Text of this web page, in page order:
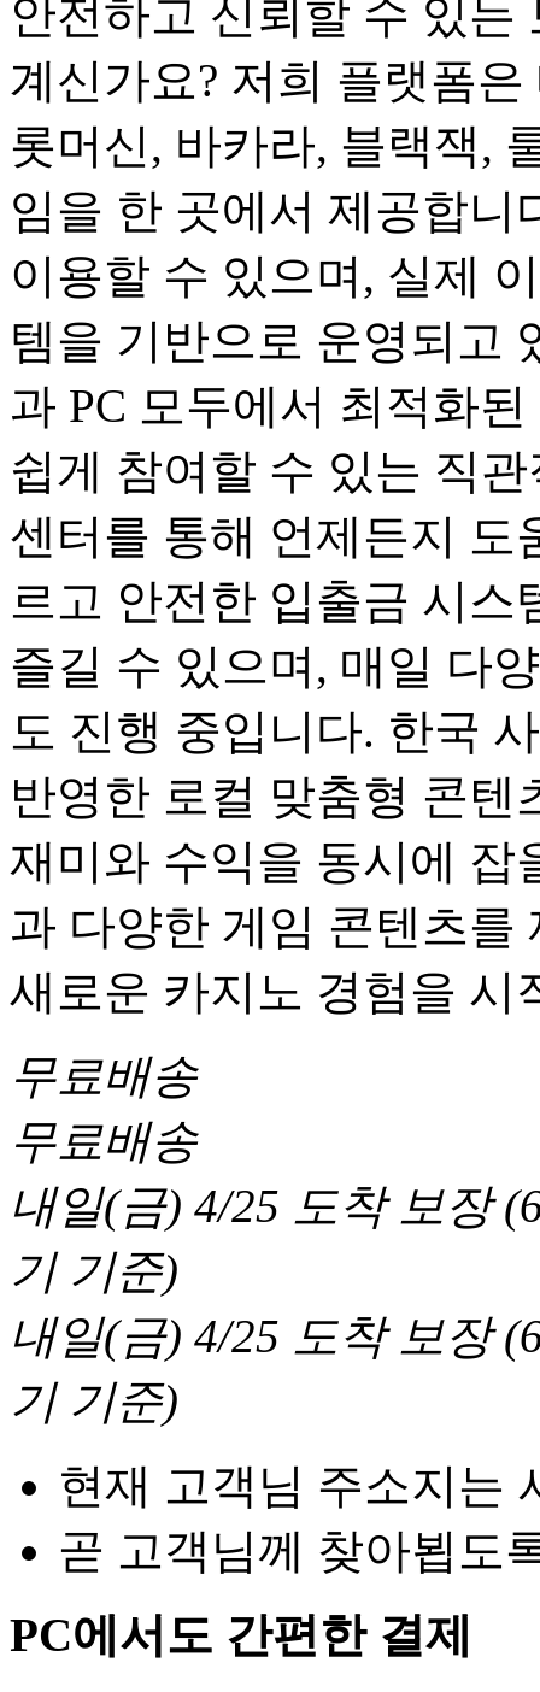
안전하고 신뢰할 수 있는
계신가요? 저희 플랫폼
롯머신, 바카라, 블랙잭,
임을 한 곳에서 제공합니
이용할 수 있으며, 실제
템을 기반으로 운영되고
과 PC 모두에서 최적화
쉽게 참여할 수 있는 직
센터를 통해 언제든지 도
르고 안전한 입출금 시스
즐길 수 있으며, 매일 다
도 진행 중입니다. 한국
반영한 로컬 맞춤형 콘텐
재미와 수익을 동시에 잡
과 다양한 게임 콘텐츠를
새로운 카지노 경험을 시
무료배송
무료배송
내일(금) 4/25 도착 보장(
기 기준)
내일(금) 4/25 도착 보장(
기 기준)
현재 고객님 주소지는
곧 고객님께 찾아뵙도
PC에서도 간편한 결제